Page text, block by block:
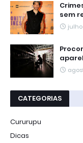
sem
julho
CATEGORIAS
Cururupu
Dicas